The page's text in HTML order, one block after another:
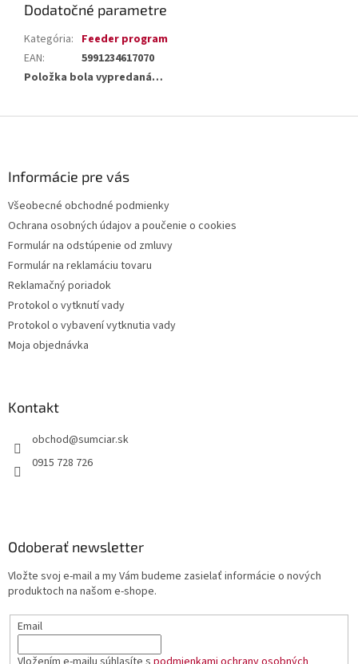
Dodatočné parametre
Kategória: Feeder program
EAN:
5991234617070
Položka bola vypredaná…
Informácie pre vás
Všeobecné obchodné podmienky
Ochrana osobných údajov a poučenie o cookies
Formulár na odstúpenie od zmluvy
Formulár na reklamáciu tovaru
Reklamačný poriadok
Protokol o vytknutí vady
Protokol o vybavení vytknutia vady
Moja objednávka
Kontakt
obchod@sumciar.sk
0915 728 726
Odoberať newsletter
Vložte svoj e-mail a my Vám budeme zasielať informácie o nových
produktoch na našom e-shope.
Email